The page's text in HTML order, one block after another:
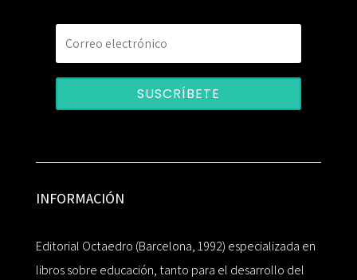
SUSCRÍBETE
INFORMACIÓN
Editorial Octaedro (Barcelona, 1992) especializada en
libros sobre educación, tanto para el desarrollo del